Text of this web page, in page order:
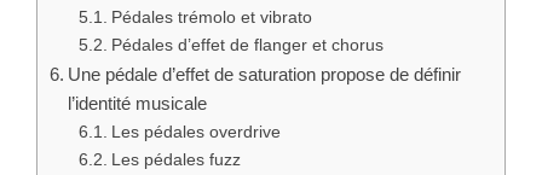
Pédales trémolo et vibrato
Pédales d’effet de flanger et chorus
Une pédale d’effet de saturation propose de définir
l’identité musicale
Les pédales overdrive
Les pédales fuzz